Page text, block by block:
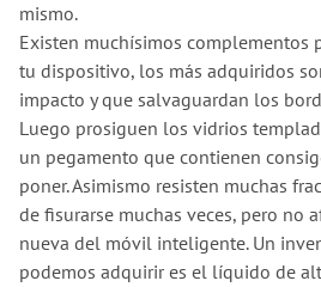
mismo.
Existen muchísimos complementos
tu dispositivo, los más adquiridos
impacto y que salvaguardan los
Luego prosiguen los vidrios
un pegamento que contienen
poner. Asimismo resisten muchas
de fisurarse muchas veces, pero no
nueva del móvil inteligente. Un
podemos adquirir es el líquido de